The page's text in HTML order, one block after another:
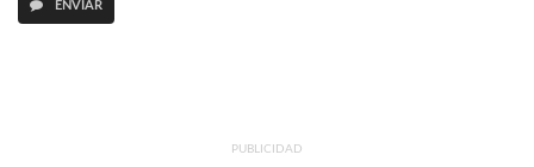
ENVIAR
PUBLICIDAD